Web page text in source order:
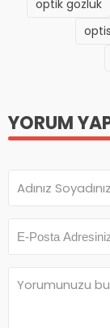
optik gözlük
YORUM